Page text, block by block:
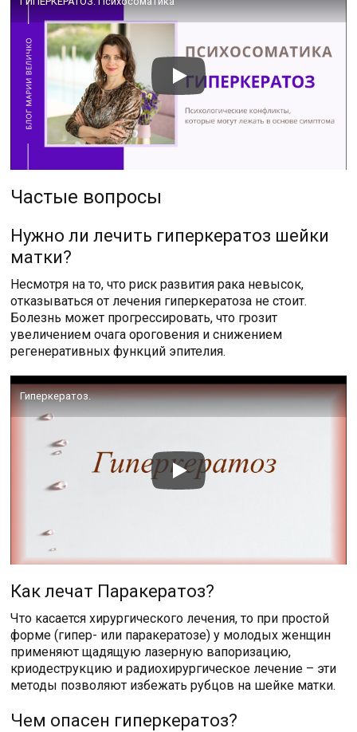
Частые вопросы
Нужно ли лечить гиперкератоз шейки
матки?
Несмотря на то, что риск развития рака невысок,
отказываться от лечения гиперкератоза не стоит.
Болезнь может прогрессировать, что грозит
увеличением очага ороговения и снижением
регенеративных функций эпителия.
Гиперкератоз.
Как лечат Паракератоз?
Что касается хирургического лечения, то при простой
форме (гипер- или паракератозе) у молодых женщин
применяют щадящую лазерную вапоризацию,
криодеструкцию и радиохирургическое лечение – эти
методы позволяют избежать рубцов на шейке матки.
Чем опасен гиперкератоз?